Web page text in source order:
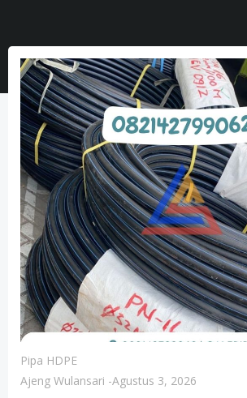
Pipa HDPE
Ajeng Wulansari -Agustus 3, 2026